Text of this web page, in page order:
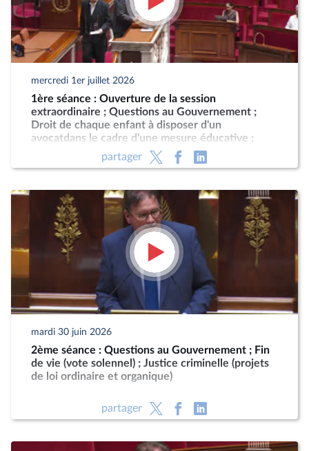
mercredi 1er juillet 2026
1ère séance : Ouverture de la session
extraordinaire ; Questions au Gouvernement ;
Droit de chaque enfant à disposer d'un
avocatdans le cadre d'une mesure éducative ;
Programmation militaire pour les années 2024 à
2030 (CMP) ; Justice criminelle (suite)
partager
mardi 30 juin 2026
2ème séance : Questions au Gouvernement ; Fin
de vie (vote solennel) ; Justice criminelle (projets
de loi ordinaire et organique)
partager